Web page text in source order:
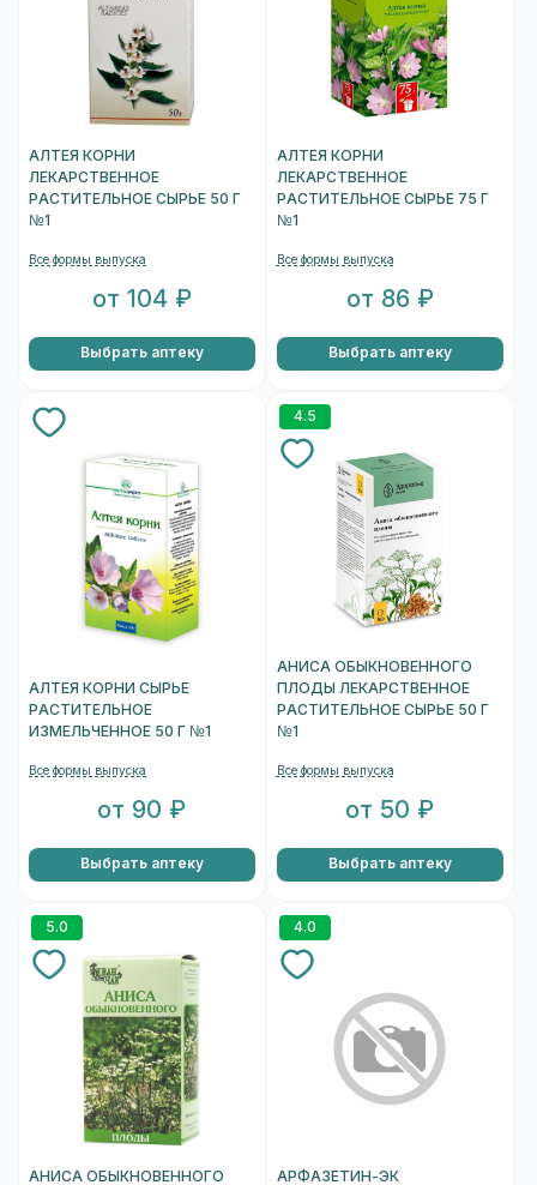
АЛТЕЯ КОРНИ
ЛЕКАРСТВЕННОЕ
РАСТИТЕЛЬНОЕ СЫРЬЕ 50 Г
№1
Все формы выпуска
от 104 ₽
Выбрать аптеку
АЛТЕЯ КОРНИ
ЛЕКАРСТВЕННОЕ
РАСТИТЕЛЬНОЕ СЫРЬЕ 75 Г
№1
Все формы выпуска
от 86 ₽
Выбрать аптеку
АЛТЕЯ КОРНИ СЫРЬЕ
РАСТИТЕЛЬНОЕ
ИЗМЕЛЬЧЕННОЕ 50 Г №1
Все формы выпуска
от 90 ₽
Выбрать аптеку
4.5
АНИСА ОБЫКНОВЕННОГО
ПЛОДЫ ЛЕКАРСТВЕННОЕ
РАСТИТЕЛЬНОЕ СЫРЬЕ 50 Г
№1
Все формы выпуска
от 50 ₽
Выбрать аптеку
5.0
АНИСА ОБЫКНОВЕННОГО
4.0
АРФАЗЕТИН-ЭК